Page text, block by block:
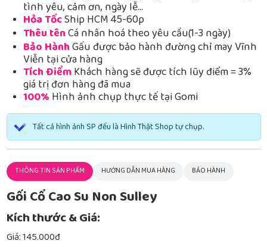
tình yêu, cảm ơn, ngày lễ…
Hỏa TốcShip HCM 45-60p
Thêu tênCá nhân hoá theo yêu cầu(1-3 ngày)
Bảo HànhGấu được bảo hành đường chỉ may Vĩnh
Viễn tại cửa hàng
Tích ĐiểmKhách hàng sẽ được tích lũy điểm = 3%
giá trị đơn hàng đã mua
100% Hình ảnh chụp thực tế tại Gomi
Tất cả hình ảnh SP đều là Hình Thật Shop tự chụp.
THÔNG TIN SẢN PHẨM HƯỚNG DẪN MUA HÀNG BẢO HÀNH
Gối Cổ Cao Su Non Sulley
Kích thước & Giá:
Giá: 145.000đ